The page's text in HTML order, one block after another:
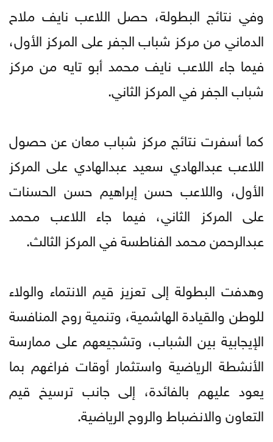
وفي نتائج البطولة، حصل اللاعب نايف ملاح
الدماني من مركز شباب الجفر على المركز الأول،
فيما جاء اللاعب نايف محمد أبو تايه من مركز
شباب الجفر في المركز الثاني.
كما أسفرت نتائج مركز شباب معان عن حصول
اللاعب عبدالهادي سعيد عبدالهادي على المركز
الأول، واللاعب حسن إبراهيم حسن الحسنات
على المركز الثاني، فيما جاء اللاعب محمد
عبدالرحمن محمد الفناطسة في المركز الثالث.
وهدفت البطولة إلى تعزيز قيم الانتماء والولاء
للوطن والقيادة الهاشمية، وتنمية روح المنافسة
الإيجابية بين الشباب، وتشجيعهم على ممارسة
الأنشطة الرياضية واستثمار أوقات فراغهم بما
يعود عليهم بالفائدة، إلى جانب ترسيخ قيم
التعاون والانضباط والروح الرياضية.